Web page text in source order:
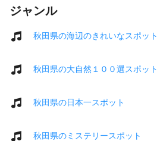
ジャンル
秋田県の海辺のきれいなスポット
秋田県の大自然１００選スポット
秋田県の日本一スポット
秋田県のミステリースポット